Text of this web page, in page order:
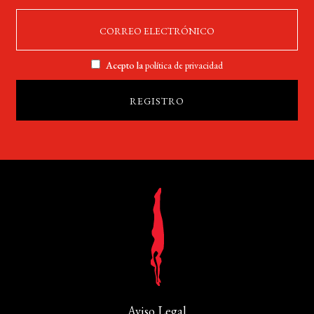
Acepto lapolítica de privacidad
Aviso Legal